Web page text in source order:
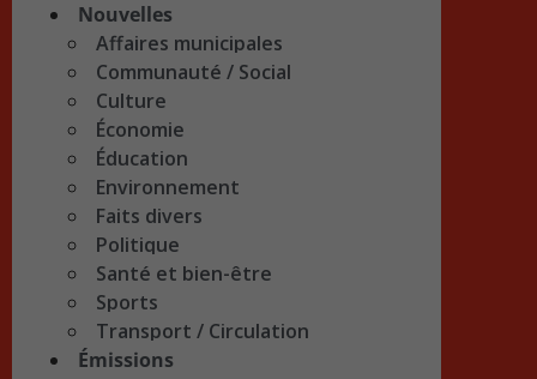
Nouvelles
Affaires municipales
Communauté / Social
Culture
Économie
Éducation
Environnement
Faits divers
Politique
Santé et bien-être
Sports
Transport / Circulation
Émissions